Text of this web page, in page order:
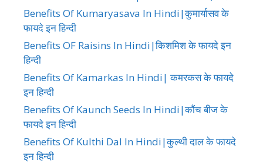
Benefits Of Kumaryasava In Hindi|कुमार्यासव के
फायदे इन हिन्दी
Benefits OF Raisins In Hindi|किशमिश के फायदे इन
हिन्दी
Benefits Of Kamarkas In Hindi| कमरकस के फायदे
इन हिन्दी
Benefits Of Kaunch Seeds In Hindi|कौंच बीज के
फायदे इन हिन्दी
Benefits Of Kulthi Dal In Hindi|कुल्थी दाल के फायदे
इन हिन्दी